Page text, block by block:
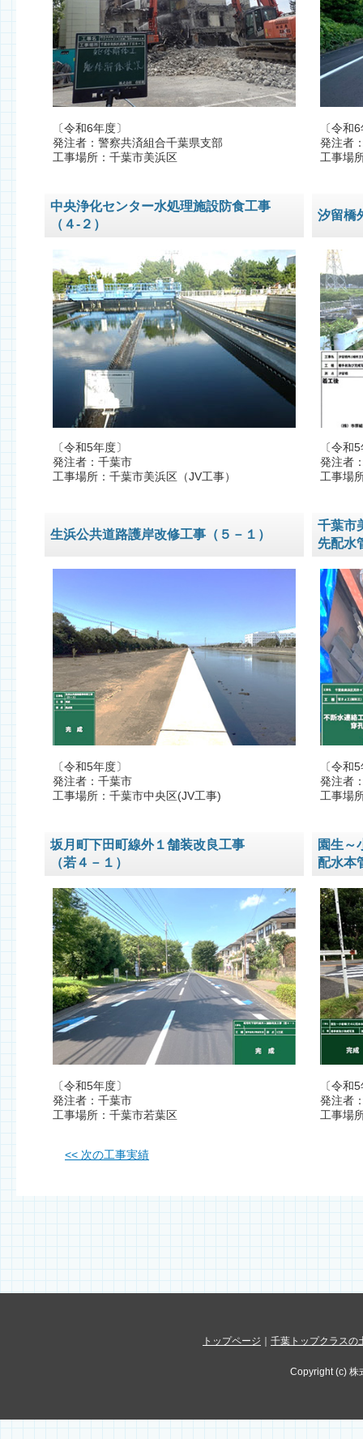
〔令和6年度〕
発注者：警察共済組合千葉県支部
工事場所：千葉市美浜区
〔令和
発注者
工事場
中央浄化センター水処理施設防食工事
（４-２）
〔令和5年度〕
発注者：千葉市
工事場所：千葉市美浜区（JV工事）
汐留橋
〔令和
発注者
工事場
生浜公共道路護岸改修工事（５－１）
〔令和5年度〕
発注者：千葉市
工事場所：千葉市中央区(JV工事)
千葉市
先配水
〔令和
発注者
工事場
坂月町下田町線外１舗装改良工事
（若４－１）
〔令和5年度〕
発注者：千葉市
工事場所：千葉市若葉区
園生～
配水本
〔令和
発注者
工事場
<< 次の工事実績
トップページ 千葉トップクラスの
Copyright (c) 株